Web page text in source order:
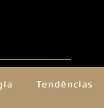
Tendências